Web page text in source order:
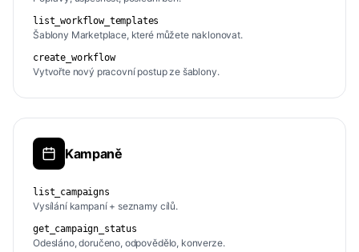
list_workflow_templates
Šablony Marketplace, které můžete naklonovat.
create_workflow
Vytvořte nový pracovní postup ze šablony.
Kampaně
list_campaigns
Vysílání kampaní + seznamy cílů.
get_campaign_status
Odesláno, doručeno, odpovědělo, konverze.